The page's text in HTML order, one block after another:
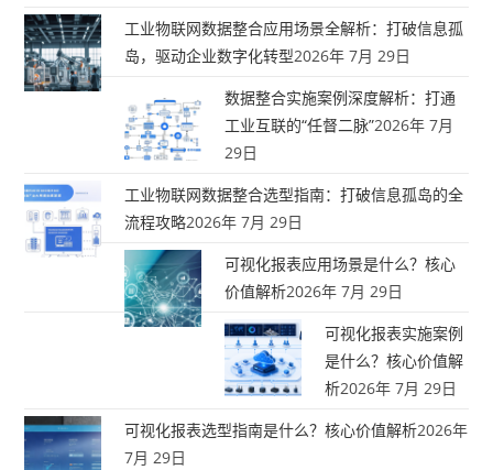
工业物联网数据整合应用场景全解析：打破信息孤
岛，驱动企业数字化转型2026年 7月 29日
数据整合实施案例深度解析：打通
工业互联的“任督二脉”2026年 7月
29日
工业物联网数据整合选型指南：打破信息孤岛的全
流程攻略2026年 7月 29日
可视化报表应用场景是什么？核心
价值解析2026年 7月 29日
可视化报表实施案例
是什么？核心价值解
析2026年 7月 29日
可视化报表选型指南是什么？核心价值解析2026年
7月 29日